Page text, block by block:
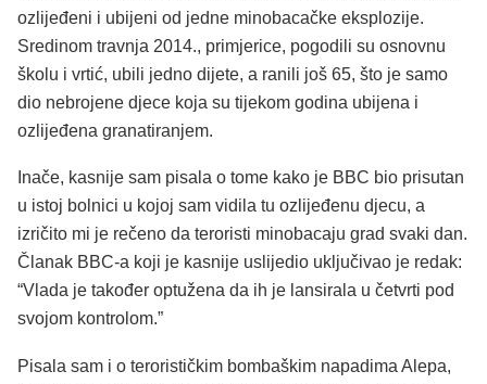
ozlijeđeni i ubijeni od jedne minobacačke eksplozije.
Sredinom travnja 2014., primjerice, pogodili su osnovnu
školu i vrtić, ubili jedno dijete, a ranili još 65, što je samo
dio nebrojene djece koja su tijekom godina ubijena i
ozlijeđena granatiranjem.
Inače, kasnije sam pisala o tome kako je BBC bio prisutan
u istoj bolnici u kojoj sam vidila tu ozlijeđenu djecu, a
izričito mi je rečeno da teroristi minobacaju grad svaki dan.
Članak BBC-a koji je kasnije uslijedio uključivao je redak:
“Vlada je također optužena da ih je lansirala u četvrti pod
svojom kontrolom.”
Pisala sam i o terorističkim bombaškim napadima Alepa,